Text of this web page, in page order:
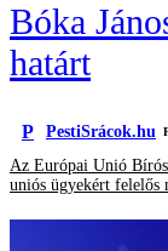
Bóka
határt
P PestiSrácok.hu
Az Európai Unió
uniós ügyekért felelős